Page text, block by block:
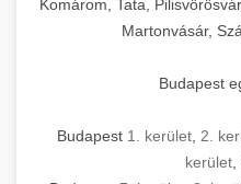
Komárom, Tata,
Martonvásár,
Budapest
Budapest 1. kerület 2.
kerület